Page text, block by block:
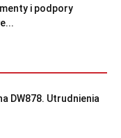
i podpory
DW878. Utrudnienia